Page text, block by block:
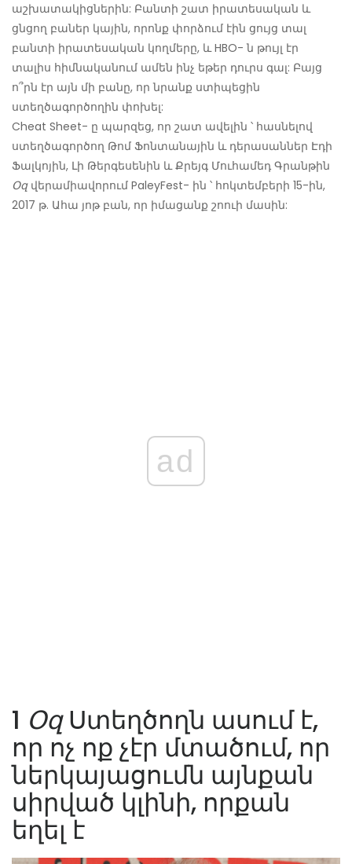
աշխատակիցներին: Բանտի շատ իրատեսական և
ցնցող բաներ կային, որոնք փորձում էին ցույց տալ
բանտի իրատեսական կողմերը, և HBO- ն թույլ էր
տալիս հիմնականում ամեն ինչ եթեր դուրս գալ: Բայց
ո՞րն էր այն մի բանը, որ նրանք ստիպեցին
ստեղծագործողին փոխել:
Cheat Sheet- ը պարզեց, որ շատ ավելին ՝ հասնելով
ստեղծագործող Թոմ Ֆոնտանային և դերասաններ Էդի
Ֆալկոյին, Լի Թերգեսենին և Քրեյգ Մուհամեդ Գրանթին
Օզվերամիավորում PaleyFest- ին ՝ հոկտեմբերի 15-ին,
2017 թ. Ահա յոթ բան, որ իմացանք շոուի մասին:
ad
1 ՕզՍտեղծողն ասում է,
որ ոչ ոք չէր մտածում, որ
ներկայացումն այնքան
սիրված կլինի, որքան
եղել է